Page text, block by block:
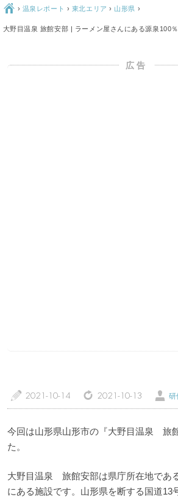
管理人随筆 当サイト
Ç › 温泉レポート › 東北エリア › 山形県 ›
大野目温泉 旅館安部 | ラーメン屋さんにある源泉100
a 2021-10-14 z 2021-10-13 Ü 研
今回は山形県山形市の『大野目温泉 旅
た。
大野目温泉 旅館安部は県庁所在地であ
にある施設です。山形県を断する国道13